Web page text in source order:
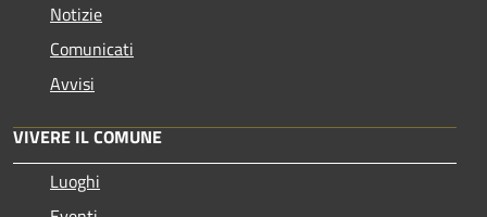
Notizie
Comunicati
Avvisi
VIVERE IL COMUNE
Luoghi